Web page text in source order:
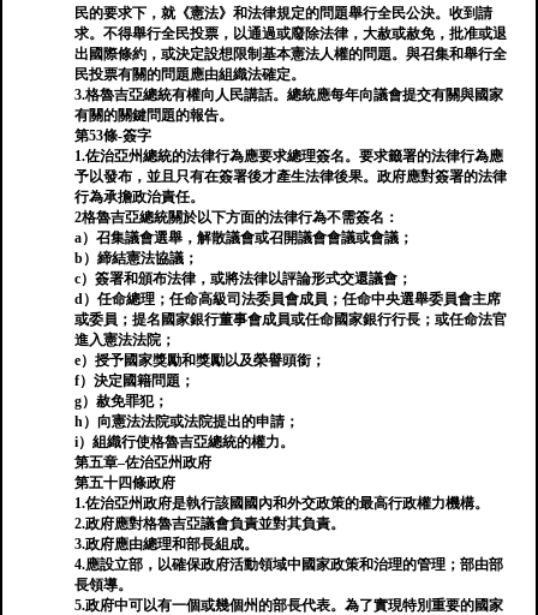
民的要求下，就《憲法》和法律規定的問題舉行全民公決。收到請
求。不得舉行全民投票，以通過或廢除法律，大赦或赦免，批准或退
出國際條約，或決定設想限制基本憲法人權的問題。與召集和舉行全
民投票有關的問題應由組織法確定。
3.格魯吉亞總統有權向人民講話。總統應每年向議會提交有關與國家
有關的關鍵問題的報告。
第53條-簽字
1.佐治亞州總統的法律行為應要求總理簽名。要求籤署的法律行為應
予以發布，並且只有在簽署後才產生法律後果。政府應對簽署的法律
行為承擔政治責任。
2格魯吉亞總統關於以下方面的法律行為不需簽名：
a）召集議會選舉，解散議會或召開議會會議或會議；
b）締結憲法協議；
c）簽署和頒布法律，或將法律以評論形式交還議會；
d）任命總理；任命高級司法委員會成員；任命中央選舉委員會主席
或委員；提名國家銀行董事會成員或任命國家銀行行長；或任命法官
進入憲法法院；
e）授予國家獎勵和獎勵以及榮譽頭銜；
f）決定國籍問題；
g）赦免罪犯；
h）向憲法法院或法院提出的申請；
i）組織行使格魯吉亞總統的權力。
第五章–佐治亞州政府
第五十四條政府
1.佐治亞州政府是執行該國國內和外交政策的最高行政權力機構。
2.政府應對格魯吉亞議會負責並對其負責。
3.政府應由總理和部長組成。
4.應設立部，以確保政府活動領域中國家政策和治理的管理；部由部
長領導。
5.政府中可以有一個或幾個州的部長代表。為了實現特別重要的國家